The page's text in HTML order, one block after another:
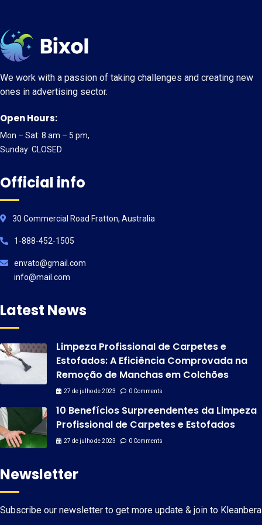
We work with a passion of taking challenges and creating new
ones in advertising sector.
Open Hours:
Mon – Sat: 8 am – 5 pm,
Sunday: CLOSED
Official info
30 Commercial Road Fratton, Australia
1-888-452-1505
envato@gmail.com
info@mail.com
Latest News
Limpeza Profissional de Carpetes e
Estofados: A Eficiência Comprovada na
Remoção de Manchas em Colchões
27 de julho de 2023 0 Comments
10 Benefícios Surpreendentes da Limpeza
Profissional de Carpetes e Estofados
27 de julho de 2023 0 Comments
Newsletter
Subscribe our newsletter to get more update & join to Kleanbera